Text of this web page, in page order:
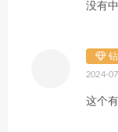
没有
2024-
这个